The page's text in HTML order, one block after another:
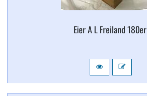
Eier A L Freiland 180er